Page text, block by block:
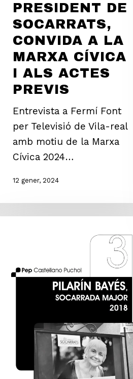
PRESIDENT DE
SOCARRATS,
CONVIDA A LA
MARXA CÍVICA
I ALS ACTES
PREVIS
Entrevista a Fermí Font
per Televisió de Vila-real
amb motiu de la Marxa
Cívica 2024…
12 gener, 2024